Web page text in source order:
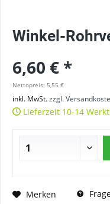
Winkel-
6,60 € *
Nettopreis: 5,55 €
inkl. MwSt.zzgl.
Lieferzeit 10-14
Merken